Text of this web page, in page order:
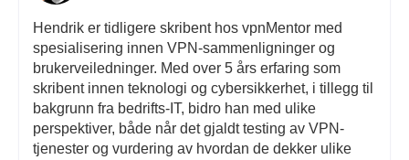
Hendrik er tidligere skribent hos vpnMentor med
spesialisering innen VPN-sammenligninger og
brukerveiledninger. Med over 5 års erfaring som
skribent innen teknologi og cybersikkerhet, i tillegg til
bakgrunn fra bedrifts-IT, bidro han med ulike
perspektiver, både når det gjaldt testing av VPN-
tjenester og vurdering av hvordan de dekker ulike